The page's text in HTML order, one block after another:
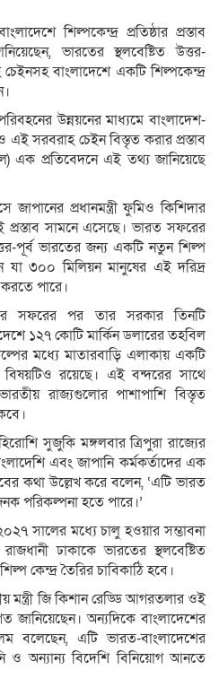
শিল্পকেন্দ্র প্রতিষ্ঠার প্রস্তাব
ভারতের স্থলবেষ্টিত উত্তর-
বাংলাদেশে একটি শিল্পকেন্দ্র
উন্নয়নের মাধ্যমে বাংলাদেশ-
সরবরাহ চেইন বিস্তৃত করার প্রস্তাব
এক প্রতিবেদনে এই তথ্য জানিয়েছে
প্রধানমন্ত্রী ফুমিও কিশিদার
সামনে এসেছে। ভারত সফরের
পূর্ব ভারতের জন্য একটি নতুন শিল্প
যা ৩০০ মিলিয়ন মানুষের এই দরিদ্র
পারে।
সফরের পর তার সরকার তিনটি
১২৭ কোটি মার্কিন ডলারের তহবিল
মধ্যে মাতারবাড়ি এলাকায় একটি
বিষয়টিও রয়েছে। এই বন্দরের সাথে
ভারতীয় রাজ্যগুলোর পাশাপাশি বিস্তৃত
সুজুকি মঙ্গলবার ত্রিপুরা রাজ্যের
এবং জাপানি কর্মকর্তাদের এক
কথা উল্লেখ করে বলেন, ‘এটি ভারত
পরিকল্পনা হতে পারে।’
সালের মধ্যে চালু হওয়ার সম্ভাবনা
ঢাকাকে ভারতের স্থলবেষ্টিত
কেন্দ্র তৈরির চাবিকাঠি হবে।
মন্ত্রী জি কিশান রেড্ডি আগরতলার ওই
জানিয়েছেন। অন্যদিকে বাংলাদেশের
বলেছেন, এটি ভারত-বাংলাদেশের
ও অন্যান্য বিদেশি বিনিয়োগ আনতে